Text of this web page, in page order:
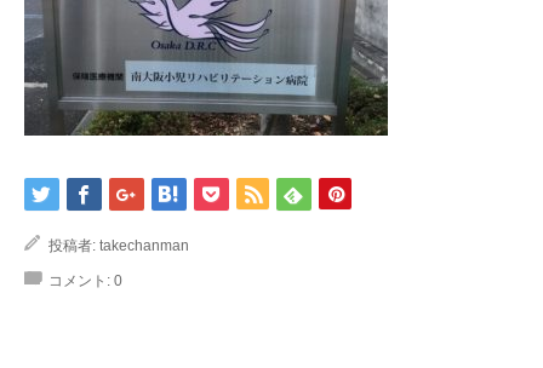
投稿者: takechanman
コメント: 0